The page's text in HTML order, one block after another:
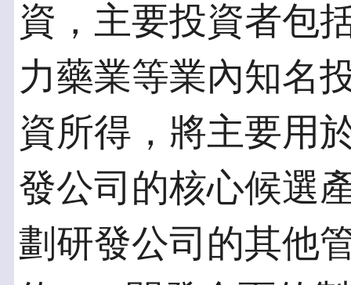
資，主要投資者包
力藥業等業內知名
資所得，將主要用
發公司的核心候選
劃研發公司的其他